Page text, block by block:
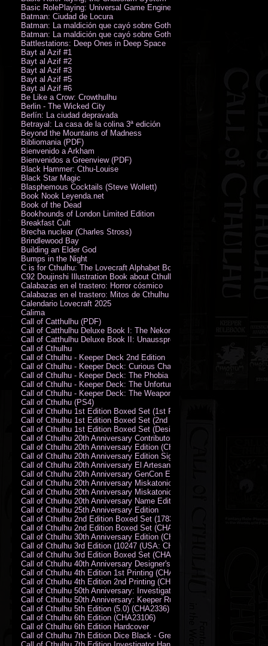
Basic RolePlaying: Universal Game Engine (PDF)
Batman: Ciudad de Locura
Batman: La maldición que cayó sobre Gotham
Batman: La maldición que cayó sobre Gotham
Battlestations: Deep Ones in Deep Space
Bayt al Azif #1
Bayt al Azif #2
Bayt al Azif #3
Bayt al Azif #5
Bayt al Azif #6
Be Like a Crow: Crowthulhu
Berlin - The Wicked City
Berlín: La ciudad depravada
Betrayal: La casa de la colina 3ª edición
Beyond the Mountains of Madness
Bibliomania (PDF)
Bienvenido a Arkham
Bienvenidos a Greenview (PDF)
Black Hammer: Cthu-Louise
Black Star Magic
Blasphemous Cocktails (Steve Wollett)
Book Nook Leyenda.net
Book of the Dead
Bookhounds of London Limited Edition
Breakfast Cult
Brecha nuclear (Charles Stross)
Brindlewood Bay
Building an Elder God
Bumps in the Night
C is for Cthulhu: The Lovecraft Alphabet Board Book
C92 Doujinshi Illustration Book about Cthulhu Mythos
Calabazas en el trastero: Horror cósmico
Calabazas en el trastero: Mitos de Cthulhu
Calendario Lovecraft 2025
Calima
Call of Catthulhu (PDF)
Call of Catthulhu Deluxe Book I: The Nekonomikon
Call of Catthulhu Deluxe Book II: Unaussprechlichen Katzen
Call of Cthulhu
Call of Cthulhu - Keeper Deck 2nd Edition
Call of Cthulhu - Keeper Deck: Curious Charecter Deck
Call of Cthulhu - Keeper Deck: The Phobia Deck
Call of Cthulhu - Keeper Deck: The Unfortunate Events Deck
Call of Cthulhu - Keeper Deck: The Weapons and Artifacts Deck
Call of Cthulhu (PS4)
Call of Cthulhu 1st Edition Boxed Set (1st Printing) (CHA2009-X)
Call of Cthulhu 1st Edition Boxed Set (2nd Printing) (CHA2009-X)
Call of Cthulhu 1st Edition Boxed Set (Designer's Edition)
Call of Cthulhu 20th Anniversary Contributor Edition
Call of Cthulhu 20th Anniversary Edition (CHA2399)
Call of Cthulhu 20th Anniversary Edition Signed by Sandy Petersen
Call of Cthulhu 20th Anniversary El Artesano del Rey Edition
Call of Cthulhu 20th Anniversary GenCon Edition
Call of Cthulhu 20th Anniversary Miskatonic University Library Edition
Call of Cthulhu 20th Anniversary Miskatonic University Library Edition
Call of Cthulhu 20th Anniversary Name Edition
Call of Cthulhu 25th Anniversary Edition
Call of Cthulhu 2nd Edition Boxed Set (178301)
Call of Cthulhu 2nd Edition Boxed Set (CHA2301-X)
Call of Cthulhu 30th Anniversary Edition (CHA23126)
Call of Cthulhu 3rd Edition (10247 (USA: CHA2317-H))
Call of Cthulhu 3rd Edition Boxed Set (CHA2301-X)
Call of Cthulhu 40th Anniversary Designer's Edition 2009-DX
Call of Cthulhu 4th Edition 1st Printing (CHA2324)
Call of Cthulhu 4th Edition 2nd Printing (CHA2324)
Call of Cthulhu 50th Anniversary: Investigator Handbook (PDF)
Call of Cthulhu 50th Anniversary: Keeper Rulebook (PDF)
Call of Cthulhu 5th Edition (5.0) (CHA2336)
Call of Cthulhu 6th Edition (CHA23106)
Call of Cthulhu 6th Edition Hardcover
Call of Cthulhu 7th Edition Dice Black - Green